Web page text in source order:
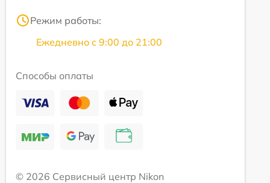
Режим работы:
Ежедневно с 9:00 до 21:00
Способы оплаты
© 2026 Сервисный центр Nikon